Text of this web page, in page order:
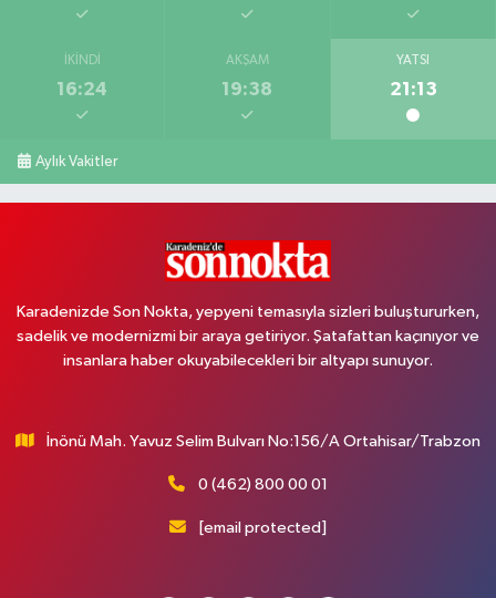
İKINDI
16:24
AKŞAM
19:38
YATSI
21:13
Aylık Vakitler
Karadenizde Son Nokta, yepyeni temasıyla sizleri buluştururken,
sadelik ve modernizmi bir araya getiriyor. Şatafattan kaçınıyor ve
insanlara haber okuyabilecekleri bir altyapı sunuyor.
İnönü Mah. Yavuz Selim Bulvarı No:156/A Ortahisar/Trabzon
0 (462) 800 00 01
[email protected]